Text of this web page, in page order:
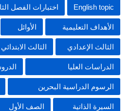
English topic اختبارات الفصل
الأهداف التعليمية الأوائل
الثالث الإعدادي الثالث الابتدائي
الدراسات العليا
الرسوم الدراسية البحرين
السيرة الذاتية الصف الأول